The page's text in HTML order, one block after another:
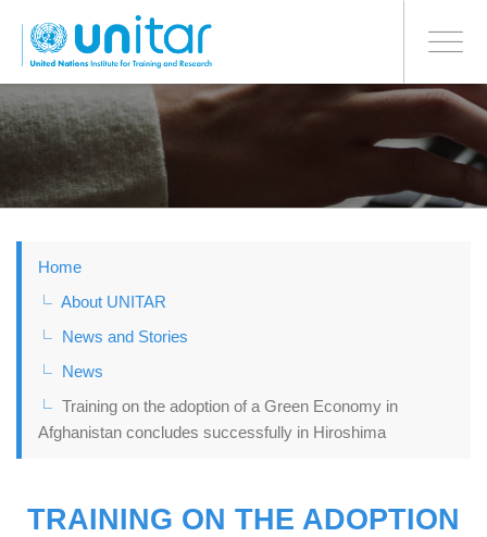
to
main
Toggle
BONN OFFICE
Home
About UNITAR
News and Stories
News
Training on the adoption of a Green Economy in
Afghanistan concludes successfully in Hiroshima
TRAINING ON THE ADOPTION